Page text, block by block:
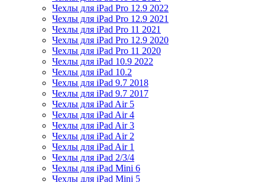
Чехлы для iPad Pro 12.9 2022
Чехлы для iPad Pro 12.9 2021
Чехлы для iPad Pro 11 2021
Чехлы для iPad Pro 12.9 2020
Чехлы для iPad Pro 11 2020
Чехлы для iPad 10.9 2022
Чехлы для iPad 10.2
Чехлы для iPad 9.7 2018
Чехлы для iPad 9.7 2017
Чехлы для iPad Air 5
Чехлы для iPad Air 4
Чехлы для iPad Air 3
Чехлы для iPad Air 2
Чехлы для iPad Air 1
Чехлы для iPad 2/3/4
Чехлы для iPad Mini 6
Чехлы для iPad Mini 5